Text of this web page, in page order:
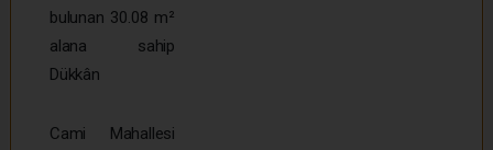
bulunan 30.08 m²
alana sahip
Dükkân
Cami Mahallesi